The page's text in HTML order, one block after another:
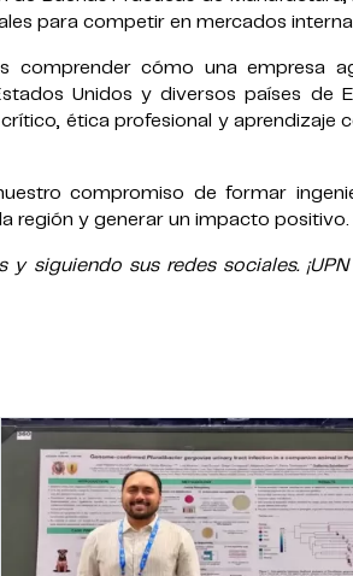
para competir en mercados
comprender cómo una empresa
Unidos y diversos países de
ética profesional y aprendizaje
compromiso de formar
región y generar un impacto positivo.
siguiendo sus redes sociales.